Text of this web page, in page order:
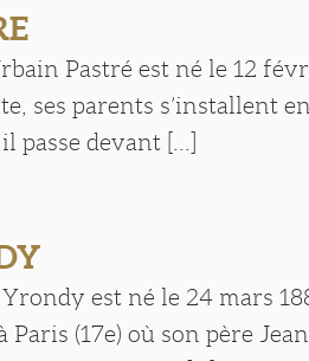
Pastré est né le 12
ses parents s’installent
passe devant [...]
est né le 24 mars
(17e) où son père